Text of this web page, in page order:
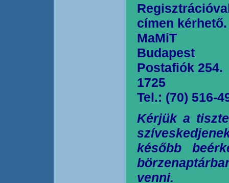
címen kérhető.
MaMiT
Budapest
Postafiók 254.
1725
Tel.: (70) 516-
Kérjük a
később
venni.